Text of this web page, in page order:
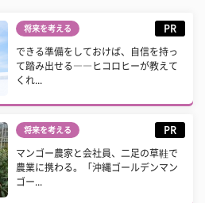
将来を考える PR
できる準備をしておけば、自信を持っ
て踏み出せる――ヒコロヒーが教えて
くれ...
将来を考える PR
マンゴー農家と会社員、二足の草鞋で
農業に携わる。「沖縄ゴールデンマン
ゴー...